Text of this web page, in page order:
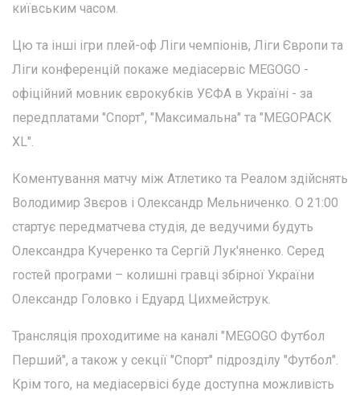
київським часом.
Цю та інші ігри плей-оф Ліги чемпіонів, Ліги Європи та
Ліги конференцій покаже медіасервіс MEGOGO -
офіційний мовник єврокубків УЄФА в Україні - за
передплатами "Спорт", "Максимальна" та "MEGOPACK
XL".
Коментування матчу між Атлетико та Реалом здійснять
Володимир Звєров і Олександр Мельниченко. О 21:00
стартує передматчева студія, де ведучими будуть
Олександра Кучеренко та Сергій Лук'яненко. Серед
гостей програми – колишні гравці збірної України
Олександр Головко і Едуард Цихмейструк.
Трансляція проходитиме на каналі "MEGOGO Футбол
Перший", а також у секції "Спорт" підрозділу "Футбол".
Крім того, на медіасервісі буде доступна можливість